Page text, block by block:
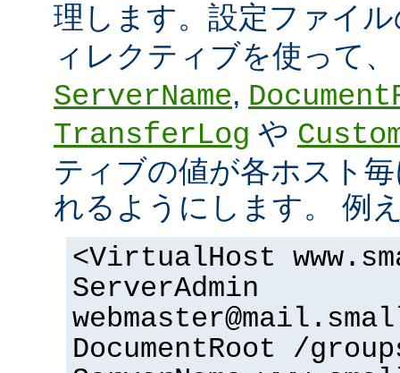
理します。設定ファイ
ィレクティブを使って
ServerName,
TransferLog や
ティブの値が各ホスト
れるようにします。 例
<VirtualHost
ServerAdmin
DocumentRoot /